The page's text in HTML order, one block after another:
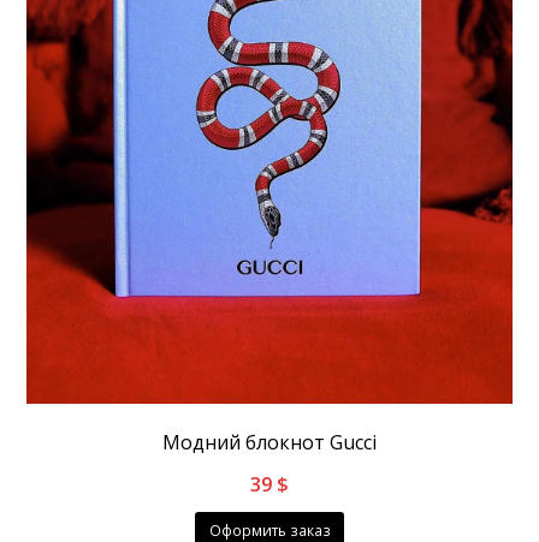
Модний блокнот Gucci
39 $
Оформить заказ